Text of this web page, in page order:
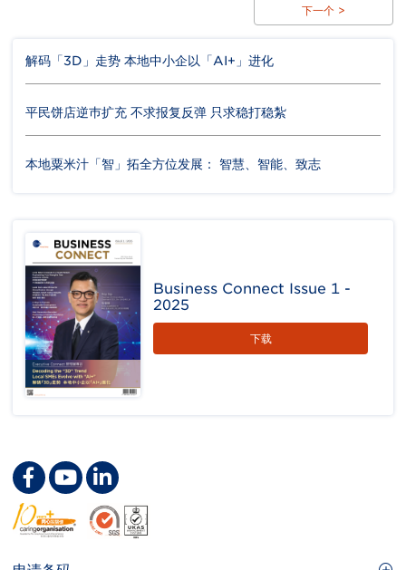
下一个 >
解码「3D」走势 本地中小企以「AI+」进化
平民饼店逆巿扩充 不求报复反弹 只求稳打稳紮
本地粟米汁「智」拓全方位发展： 智慧、智能、致志
Business Connect Issue 1 -
2025
下载